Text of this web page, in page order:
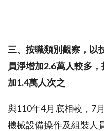
三、按職類別觀察，以
員淨增加2.6萬人較多
加 1.4萬人次之
與110年4月底相較， 7
機械設備操作及組裝人